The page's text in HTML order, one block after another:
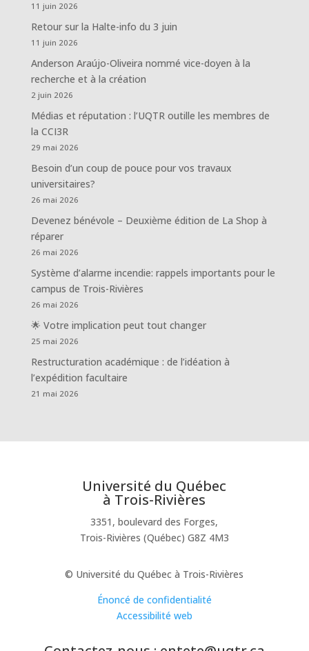
11 juin 2026
Retour sur la Halte-info du 3 juin
11 juin 2026
Anderson Araújo-Oliveira nommé vice-doyen à la
recherche et à la création
2 juin 2026
Médias et réputation : l’UQTR outille les membres de
la CCI3R
29 mai 2026
Besoin d’un coup de pouce pour vos travaux
universitaires?
26 mai 2026
Devenez bénévole – Deuxième édition de La Shop à
réparer
26 mai 2026
Système d’alarme incendie: rappels importants pour le
campus de Trois-Rivières
26 mai 2026
🌟 Votre implication peut tout changer
25 mai 2026
Restructuration académique : de l’idéation à
l’expédition facultaire
21 mai 2026
Université du Québec
à Trois-Rivières
3351, boulevard des Forges,
Trois-Rivières (Québec) G8Z 4M3
© Université du Québec à Trois-Rivières
Énoncé de confidentialité
Accessibilité web